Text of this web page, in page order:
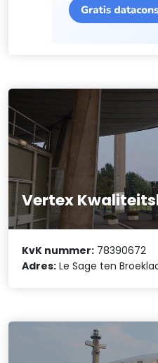
Vertex
KvK nummer: 78390672
Adres: Le Sage ten